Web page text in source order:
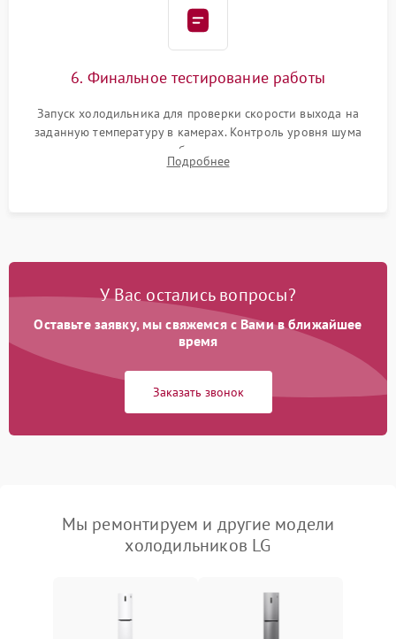
6. Финальное тестирование работы
Запуск холодильника для проверки скорости выхода на
заданную температуру в камерах. Контроль уровня шума
компрессора, отсутствия обмерзания стенок и корректного
срабатывания системы автоматической оттайки.
Подробнее
У Вас остались вопросы?
Оставьте заявку, мы свяжемся с Вами в ближайшее
время
Заказать звонок
Мы ремонтируем и другие модели
холодильников LG